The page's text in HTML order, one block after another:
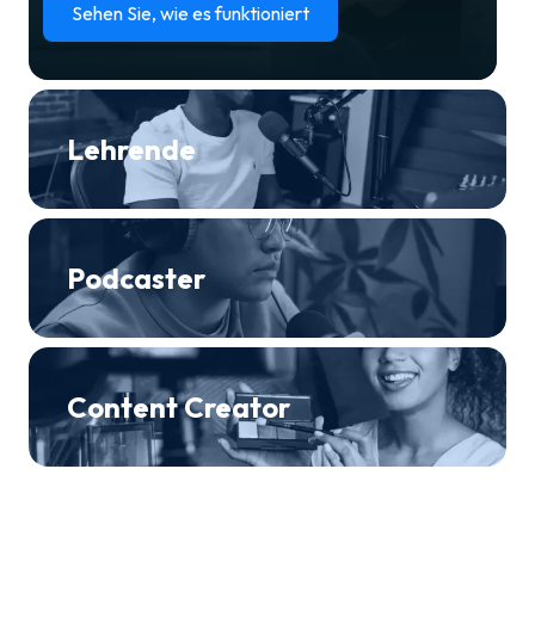
Sehen Sie, wie es funktioniert
Lehrende
Podcaster
Content Creator